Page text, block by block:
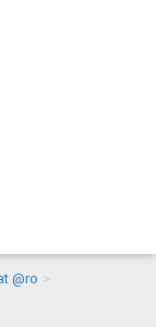
@ro >